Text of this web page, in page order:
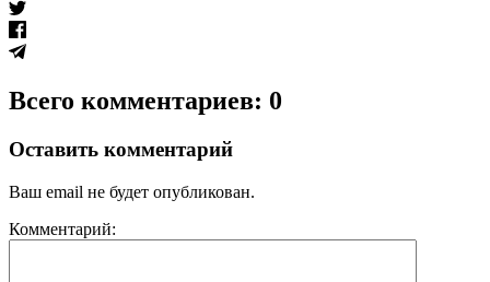
Всего комментариев: 0
Оставить комментарий
Ваш email не будет опубликован.
Комментарий: